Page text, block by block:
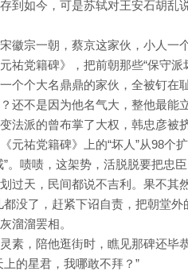
到如今，可是苏轼对王安石胡乱
徽宗一朝，蔡京这家伙，小人一
祐党籍碑》，把前朝那些“保守派
个大名鼎鼎的家伙，全被钉在
还不是因为他名气大，整他最能
法派的曾布掌了大权，韩忠彦被
元祐党籍碑》上的“坏人”从98个
啧啧，这架势，活脱脱要把忠臣
过天，民间都说不吉利。果不其
没了，赶紧下诏自责，把朝堂
溜溜罢相。
素，陪他逛街时，瞧见那碑还毕
的星君，我哪敢不拜？”